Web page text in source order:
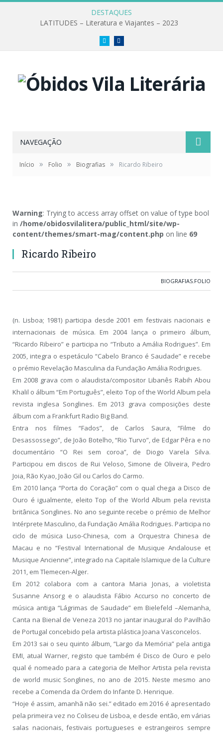
DESTAQUES
LATITUDES – Literatura e Viajantes – 2023
Twitter
NAVEGAÇÃO
Início » Folio » Biografias » Ricardo Ribeiro
Warning: Trying to access array offset on value of type bool
in /home/obidosvilalitera/public_html/site/wp-
content/themes/smart-mag/content.php on line 69
Ricardo Ribeiro
BIOGRAFIAS,FOLIO
(n. Lisboa; 1981) participa desde 2001 em festivais nacionais e
internacionais de música. Em 2004 lança o primeiro álbum,
“Ricardo Ribeiro” e participa no “Tributo a Amália Rodrigues”. Em
2005, integra o espetáculo “Cabelo Branco é Saudade” e recebe
o prémio Revelação Masculina da Fundação Amália Rodrigues.
Em 2008 grava com o alaudista/compositor Libanês Rabih Abou
Khalil o álbum “Em Português”, eleito Top of the World Album pela
revista inglesa Songlines. Em 2013 grava composições deste
álbum com a Frankfurt Radio Big Band.
Entra nos filmes “Fados”, de Carlos Saura, “Filme do
Desassossego”, de João Botelho, “Rio Turvo”, de Edgar Pêra e no
documentário “O Rei sem coroa”, de Diogo Varela Silva.
Participou em discos de Rui Veloso, Simone de Oliveira, Pedro
Joia, Rão Kyao, João Gil ou Carlos do Carmo.
Em 2010 lança “Porta do Coração” com o qual chega a Disco de
Ouro é igualmente, eleito Top of the World Album pela revista
britânica Songlines. No ano seguinte recebe o prémio de Melhor
Intérprete Masculino, da Fundação Amália Rodrigues. Participa no
ciclo de música Luso-Chinesa, com a Orquestra Chinesa de
Macau e no “Festival International de Musique Andalouse et
Musique Ancienne”, integrado na Capitale Islamique de la Culture
2011, em Tlemecen-Alger.
Em 2012 colabora com a cantora Maria Jonas, a violetista
Susanne Ansorg e o alaudista Fábio Accurso no concerto de
música antiga “Lágrimas de Saudade” em Bielefeld –Alemanha,
Canta na Bienal de Veneza 2013 no jantar inaugural do Pavilhão
de Portugal concebido pela artista plástica Joana Vasconcelos.
Em 2013 sai o seu quinto álbum, “Largo da Memória” pela antiga
EMI, atual Warner, registo que também é Disco de Ouro e pelo
qual é nomeado para a categoria de Melhor Artista pela revista
de world music Songlines, no ano de 2015. Neste mesmo ano
recebe a Comenda da Ordem do Infante D. Henrique.
“Hoje é assim, amanhã não sei.” editado em 2016 é apresentado
pela primeira vez no Coliseu de Lisboa, e desde então, em várias
salas nacionais, festivais portugueses e estrangeiros sempre